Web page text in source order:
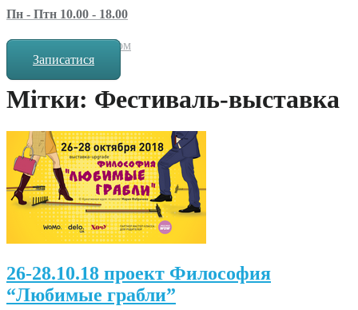
Пн - Птн 10.00 - 18.00
за попереднім записом
Записатися
Мітки: Фестиваль-выставка
26-28.10.18 проект Философия
“Любимые грабли”